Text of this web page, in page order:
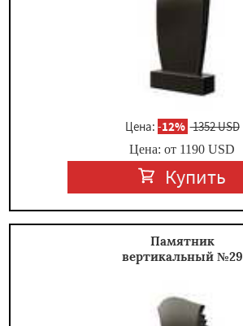
Цена: -12% 1352 USD
Цена: от 1190 USD
Купить
Памятник
вертикальный №29